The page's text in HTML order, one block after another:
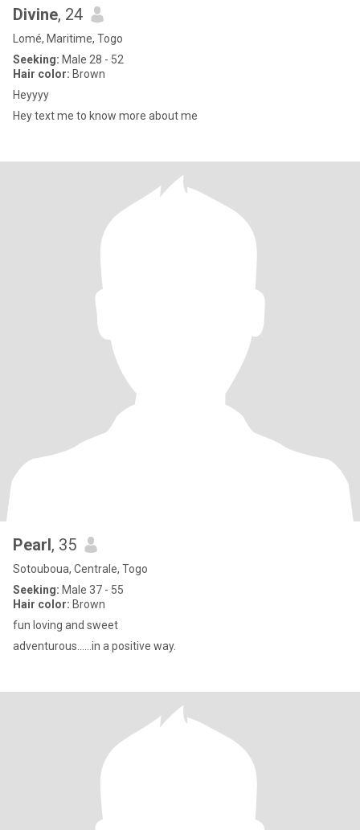
Divine, 24
Lomé, Maritime, Togo
Seeking: Male 28 - 52
Hair color: Brown
Heyyyy
Hey text me to know more about me
Pearl, 35
Sotouboua, Centrale, Togo
Seeking: Male 37 - 55
Hair color: Brown
fun loving and sweet
adventurous......in a positive way.